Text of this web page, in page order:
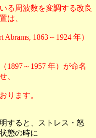
る周波数を変調する改良
は、
1863～1924 年）
1897～1957 年）が命名
、
ります。
すると、ストレス・怒
態の時に